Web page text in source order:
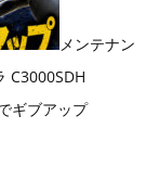
メンテナン
C3000SDH
ギブアップ